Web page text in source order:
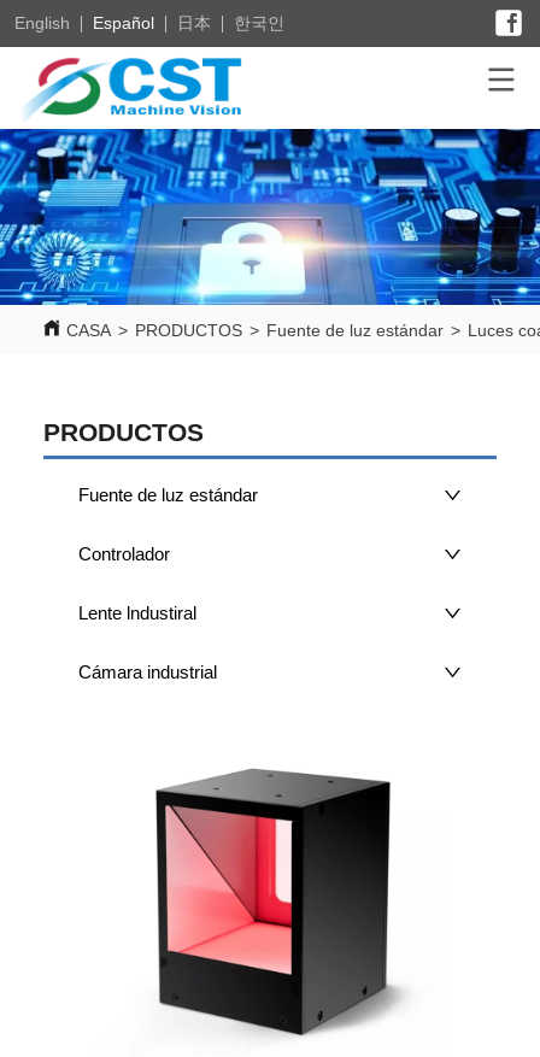
English Español 日本 한국인
CASA > PRODUCTOS > Fuente de luz estándar > Luces
PRODUCTOS
Fuente de luz estándar
Controlador
Lente lndustiral
Cámara industrial